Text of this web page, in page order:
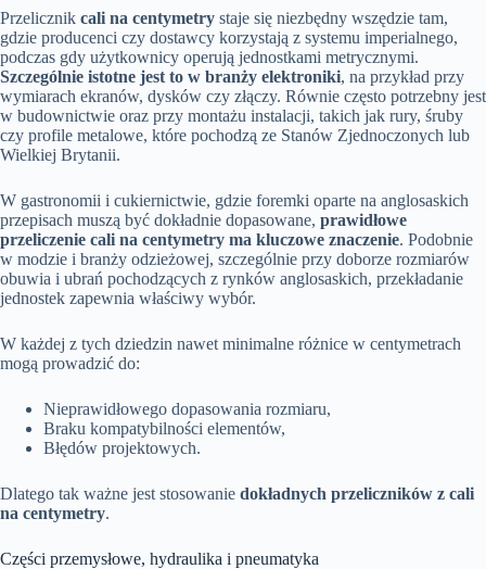
Przelicznik cali na centymetry staje się niezbędny wszędzie tam,
gdzie producenci czy dostawcy korzystają z systemu imperialnego,
podczas gdy użytkownicy operują jednostkami metrycznymi.
Szczególnie istotne jest to w branży elektroniki, na przykład przy
wymiarach ekranów, dysków czy złączy. Równie często potrzebny jest
w budownictwie oraz przy montażu instalacji, takich jak rury, śruby
czy profile metalowe, które pochodzą ze Stanów Zjednoczonych lub
Wielkiej Brytanii.
W gastronomii i cukiernictwie, gdzie foremki oparte na anglosaskich
przepisach muszą być dokładnie dopasowane, prawidłowe
przeliczenie cali na centymetry ma kluczowe znaczenie. Podobnie
w modzie i branży odzieżowej, szczególnie przy doborze rozmiarów
obuwia i ubrań pochodzących z rynków anglosaskich, przekładanie
jednostek zapewnia właściwy wybór.
W każdej z tych dziedzin nawet minimalne różnice w centymetrach
mogą prowadzić do:
Nieprawidłowego dopasowania rozmiaru,
Braku kompatybilności elementów,
Błędów projektowych.
Dlatego tak ważne jest stosowanie dokładnych przeliczników z cali
na centymetry.
Części przemysłowe, hydraulika i pneumatyka